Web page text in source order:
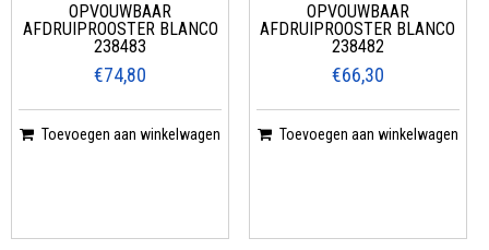
OPVOUWBAAR
AFDRUIPROOSTER BLANCO
238483
€74,80
Toevoegen aan winkelwagen
OPVOUWBAAR
AFDRUIPROOSTER BLANCO
238482
€66,30
Toevoegen aan winkelwagen